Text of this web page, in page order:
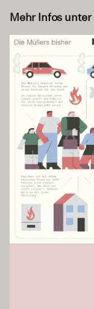
Mehr Infos unter